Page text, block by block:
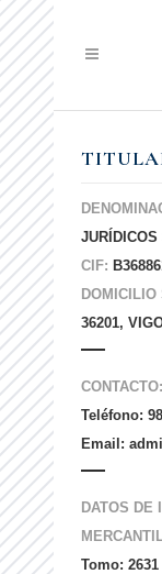
CIF:
DOMICILIO
36201,
CONTACTO:
Teléfono:
Email:
DATOS DE
Tomo: 2631